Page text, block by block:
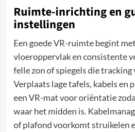
Ruimte-inrichting en
instellingen
Een goede VR-ruimte begint
vloeroppervlak en consistente
felle zon of spiegels die tracking
Verplaats lage tafels, kabels en
een VR-mat voor oriëntatie
waar het midden is.
of plafond voorkomt struikelen